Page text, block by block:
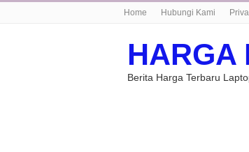
Home Hubungi Kami
HARGA
Berita Harga Terbaru